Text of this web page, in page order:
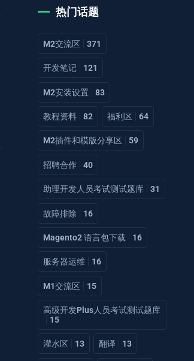
热门话题
M2交流区 371
开发笔记 121
M2安装设置 83
教程资料 82 福利区 64
M2插件和模版分享区 59
招聘合作 40
助理开发人员考试测试题库 31
故障排除 16
Magento2 语言包下载 16
服务器运维 16
M1交流区 15
高级开发Plus人员考试测试题库
15
灌水区 13 翻译 13